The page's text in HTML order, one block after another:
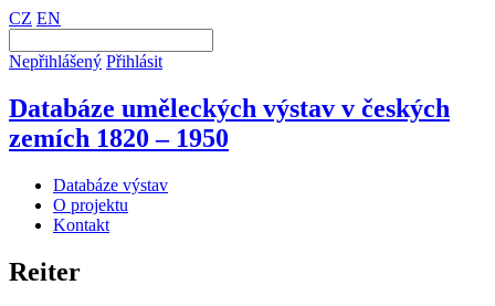
CZ EN
Nepřihlášený Přihlásit
Databáze uměleckých výstav v českých
zemích 1820 – 1950
Databáze výstav
O projektu
Kontakt
Reiter